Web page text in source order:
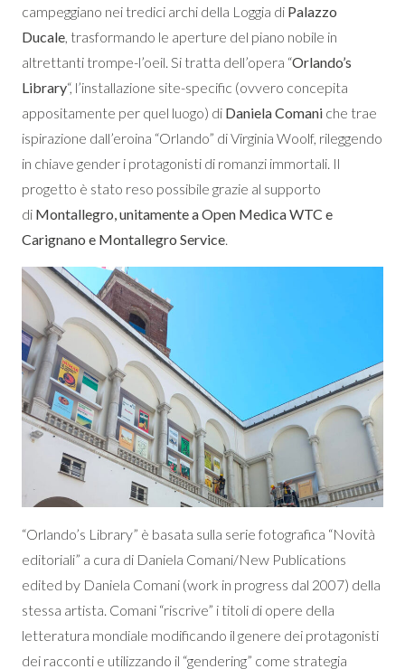
campeggiano nei tredici archi della Loggia di Palazzo
Ducale , trasformando le aperture del piano nobile in
altrettanti trompe-l’oeil. Si tratta dell’opera “Orlando’s
Library“, l’installazione site-specific (ovvero concepita
appositamente per quel luogo) di Daniela Comani che trae
ispirazione dall’eroina “Orlando” di Virginia Woolf, rileggendo
in chiave gender i protagonisti di romanzi immortali. Il
progetto è stato reso possibile grazie al supporto
di Montallegro, unitamente a Open Medica WTC e
Carignano e Montallegro Service
“Orlando’s Library” è basata sulla serie fotografica “Novità
editoriali” a cura di Daniela Comani/New Publications
edited by Daniela Comani (work in progress dal 2007) della
stessa artista. Comani “riscrive” i titoli di opere della
letteratura mondiale modificando il genere dei protagonisti
dei racconti e utilizzando il “gendering” come strategia